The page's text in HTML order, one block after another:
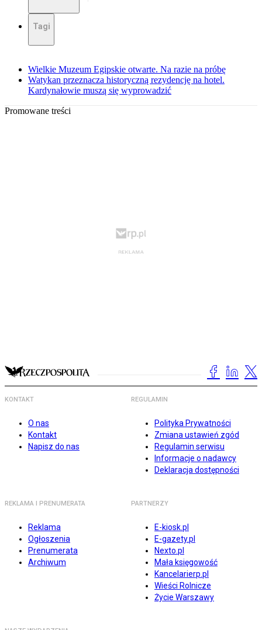
Tagi
Wielkie Muzeum Egipskie otwarte. Na razie na próbę
Watykan przeznacza historyczną rezydencję na hotel.
Kardynałowie muszą się wyprowadzić
Promowane treści
KONTAKT
O nas
Kontakt
Napisz do nas
REGULAMIN
Polityka Prywatności
Zmiana ustawień zgód
Regulamin serwisu
Informacje o nadawcy
Deklaracja dostępności
REKLAMA I PRENUMERATA
Reklama
Ogłoszenia
Prenumerata
Archiwum
PARTNERZY
E-kiosk.pl
E-gazety.pl
Nexto.pl
Mała księgowość
Kancelarierp.pl
Wieści Rolnicze
Życie Warszawy